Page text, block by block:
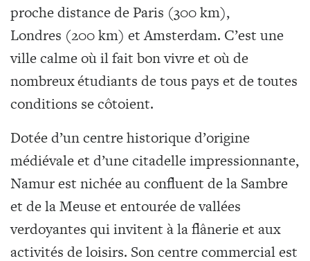
proche distance de Paris (300 km),
Londres (200 km) et Amsterdam. C’est une
ville calme où il fait bon vivre et où de
nombreux étudiants de tous pays et de toutes
conditions se côtoient.
Dotée d’un centre historique d’origine
médiévale et d’une citadelle impressionnante,
Namur est nichée au confluent de la Sambre
et de la Meuse et entourée de vallées
verdoyantes qui invitent à la flânerie et aux
activités de loisirs. Son centre commercial est